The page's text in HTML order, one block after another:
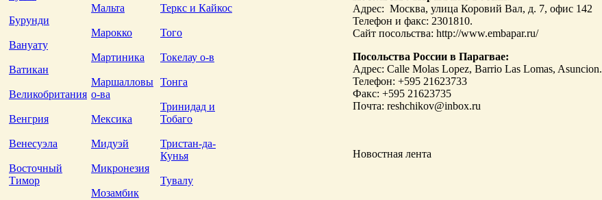
Бурунди
Вануату
Ватикан
Великобритания
Венгрия
Венесуэла
Восточный
Тимор
Мальта
Марокко
Мартиника
Маршалловы
о-ва
Мексика
Мидуэй
Микронезия
Мозамбик
Теркс и Кайкос
Того
Токелау о-в
Тонга
Тринидад и
Тобаго
Тристан-да-
Кунья
Тувалу
Адрес: Москва, улица Коровий Вал, д. 7, офис 142
Телефон и факс: 2301810.
Сайт посольства: http://www.embapar.ru/
Посольства России в Парагвае:
Адрес: Calle Molas Lopez, Barrio Las Lomas, Asuncion.
Телефон: +595 21623733
Факс: +595 21623735
Почта: reshchikov@inbox.ru
Новостная лента